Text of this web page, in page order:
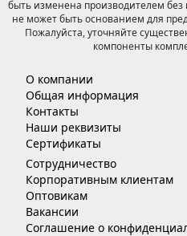
быть изменена производителем
не может быть основанием для
Пожалуйста, уточняйте
компоненты
О компании
Общая информация
Контакты
Наши реквизиты
Сертификаты
Сотрудничество
Корпоративным клиентам
Оптовикам
Вакансии
Соглашение о